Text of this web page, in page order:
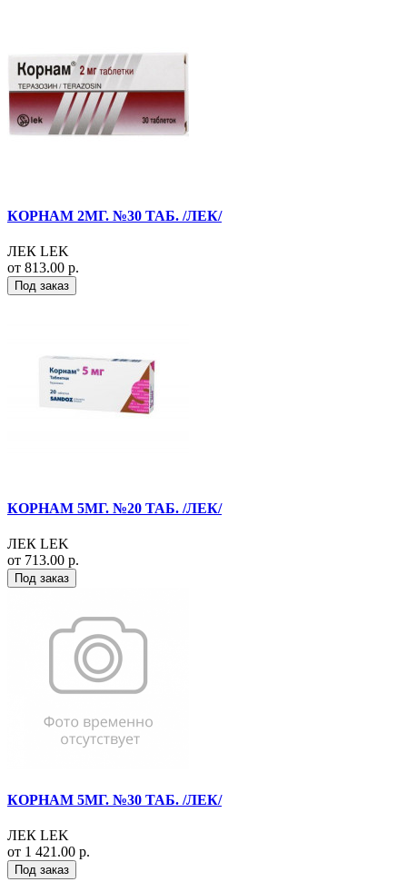
КОРНАМ 2МГ. №30 ТАБ. /ЛЕК/
ЛЕК LEK
от 813.00 р.
Под заказ
КОРНАМ 5МГ. №20 ТАБ. /ЛЕК/
ЛЕК LEK
от 713.00 р.
Под заказ
КОРНАМ 5МГ. №30 ТАБ. /ЛЕК/
ЛЕК LEK
от 1 421.00 р.
Под заказ